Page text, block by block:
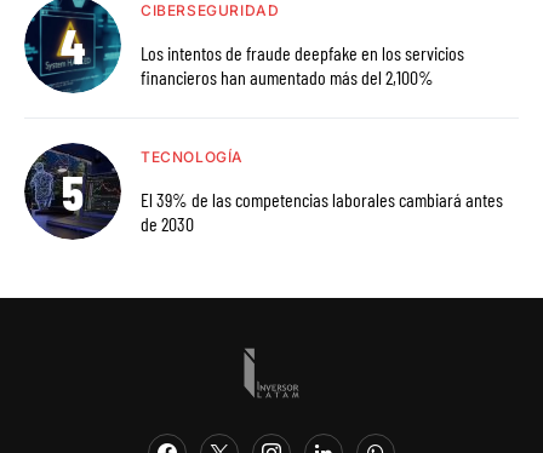
CIBERSEGURIDAD
Los intentos de fraude deepfake en los servicios
financieros han aumentado más del 2,100%
TECNOLOGÍA
El 39% de las competencias laborales cambiará antes
de 2030